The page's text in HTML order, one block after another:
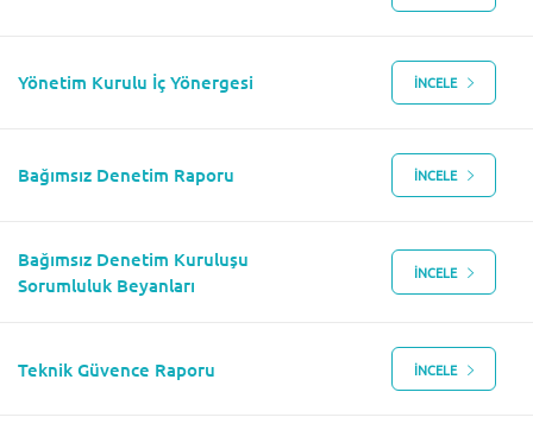
Sermaye Artırımları
Yönetim Kurulu İç Yönergesi İNCELE
Bağımsız Denetim Raporu İNCELE
Bağımsız Denetim Kuruluşu
Sorumluluk Beyanları
İNCELE
Teknik Güvence Raporu İNCELE